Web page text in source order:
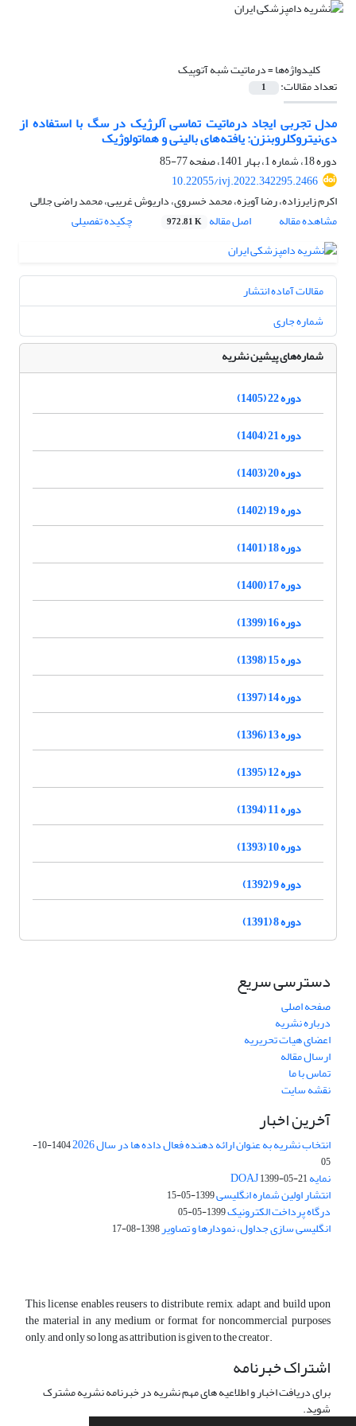
کلیدواژه‌ها =درماتیت شبه آتوپیک
تعداد مقالات: 1
مدل تجربی ایجاد درماتیت تماسی آلرژیک در سگ با استفاده از
دی‌نیتروکلروبنزن: یافته‌های بالینی و هماتولوژیک
دوره 18، شماره 1، بهار 1401، صفحه
77-85
10.22055/ivj.2022.342295.2466
اکرم زایرزاده، رضا آویزه، محمد خسروی، داریوش غریبی، محمد راضی جلالی
مشاهده مقاله
اصل مقاله 972.81 K چکیده تفصیلی
مقالات آماده انتشار
شماره جاری
شماره‌های پیشین نشریه
دوره 22 (1405)
دوره 21 (1404)
دوره 20 (1403)
دوره 19 (1402)
دوره 18 (1401)
دوره 17 (1400)
دوره 16 (1399)
دوره 15 (1398)
دوره 14 (1397)
دوره 13 (1396)
دوره 12 (1395)
دوره 11 (1394)
دوره 10 (1393)
دوره 9 (1392)
دوره 8 (1391)
دسترسی سریع
صفحه اصلی
درباره نشریه
اعضای هیات تحریریه
ارسال مقاله
تماس با ما
نقشه سایت
آخرین اخبار
انتخاب نشریه به عنوان ارائه دهنده فعال داده ها در سال 2026
1404-10-
05
نمایه DOAJ1399-05-21
انتشار اولین شماره انگلیسی1399-05-15
درگاه پرداخت الکترونیک1399-05-05
انگلیسی سازی جداول، نمودارها و تصاویر1398-08-17
This license enables reusers to distribute, remix, adapt, and build upon
the material in any medium or format for noncommercial purposes
only, and only so long as attribution is given to the creator.
اشتراک خبرنامه
برای دریافت اخبار و اطلاعیه های مهم نشریه در خبرنامه نشریه مشترک
شوید.